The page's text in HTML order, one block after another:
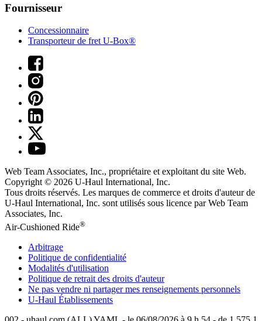
Fournisseur
Concessionnaire
Transporteur de fret U-Box®
Web Team Associates, Inc., propriétaire et exploitant du site Web.
Copyright © 2026 U-Haul International, Inc.
Tous droits réservés. Les marques de commerce et droits d'auteur de
U-Haul International, Inc. sont utilisés sous licence par Web Team
Associates, Inc.
Air-Cushioned Ride®
Arbitrage
Politique de confidentialité
Modalités d'utilisation
Politique de retrait des droits d'auteur
Ne pas vendre ni partager mes renseignements personnels
U-Haul Établissements